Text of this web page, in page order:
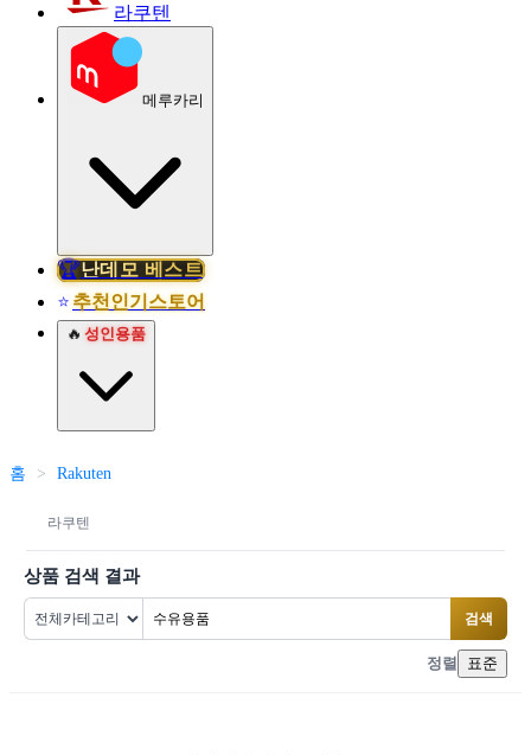
라쿠텐
메루카리
🏆난데모 베스트
⭐ 추천인기스토어
🔥 성인용품
홈 > Rakuten
라쿠텐
상품 검색 결과
검색
정렬 표준